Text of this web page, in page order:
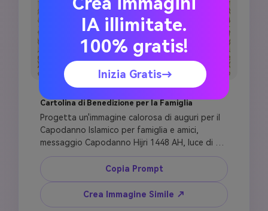
Cartolina di Benedizione per la Famiglia
Progetta un'immagine calorosa di auguri per il
Capodanno Islamico per famiglia e amici,
messaggio Capodanno Hijri 1448 AH, luce di
lanterna delicata, luna crescente, silhouette di
moschea modesta, rosario, motivo floreale
islamico elegante, accenti oro tenue, area
vuota per un messaggio di benedizione,
atmosfera pacifica e speranzosa, cartolina di
Copia Prompt
Crea Immagine Simile ↗
IA illimitate.
100% gratis!
Inizia Gratis→